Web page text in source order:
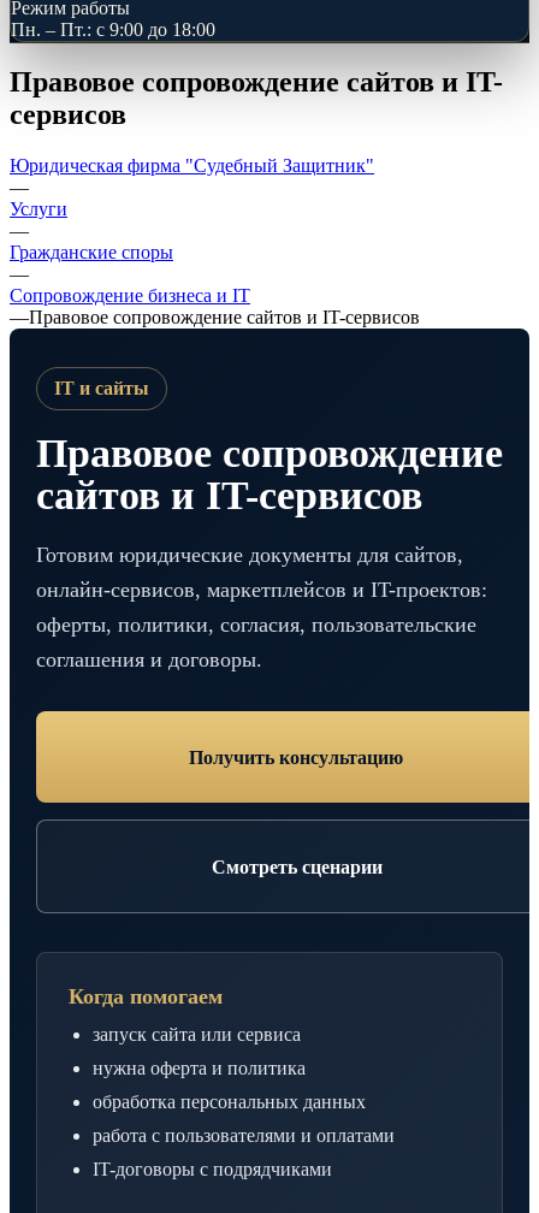
Режим работы
Пн. – Пт.: с 9:00 до 18:00
Правовое сопровождение сайтов и IT-
сервисов
Юридическая фирма "Судебный Защитник"
—
Услуги
—
Гражданские споры
—
Сопровождение бизнеса и IT
—Правовое сопровождение сайтов и IT-сервисов
IT и сайты
Правовое сопровождение
сайтов и IT-сервисов
Готовим юридические документы для сайтов,
онлайн-сервисов, маркетплейсов и IT-проектов:
оферты, политики, согласия, пользовательские
соглашения и договоры.
Получить консультацию
Смотреть сценарии
Когда помогаем
запуск сайта или сервиса
нужна оферта и политика
обработка персональных данных
работа с пользователями и оплатами
IT-договоры с подрядчиками